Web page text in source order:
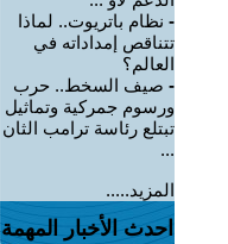
- نظام باتريوت.. لماذا
تتناقص إمداداته في
العالم؟
- صيف السخط.. حرب
ورسوم جمركية وتماثيل
تبتلع رئاسة ترامب الثان
...
المزيد.....
احدث الأخبار المهمة